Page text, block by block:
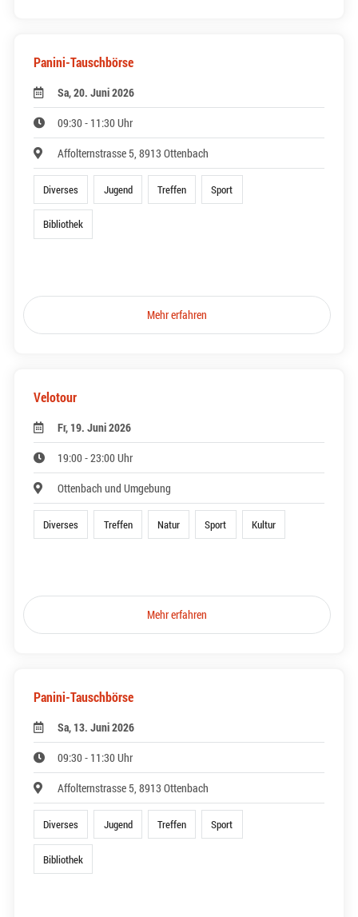
Panini-Tauschbörse
Sa, 20. Juni 2026
09:30 - 11:30 Uhr
Affolternstrasse 5, 8913 Ottenbach
Diverses Jugend Treffen Sport
Bibliothek
Mehr erfahren
Velotour
Fr, 19. Juni 2026
19:00 - 23:00 Uhr
Ottenbach und Umgebung
Diverses Treffen Natur Sport Kultur
Mehr erfahren
Panini-Tauschbörse
Sa, 13. Juni 2026
09:30 - 11:30 Uhr
Affolternstrasse 5, 8913 Ottenbach
Diverses Jugend Treffen Sport
Bibliothek